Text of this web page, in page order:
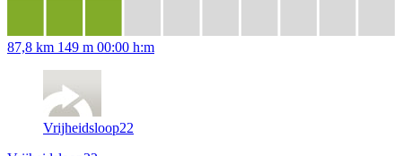
87,8 km 149 m 00:00 h:m
Vrijheidsloop22